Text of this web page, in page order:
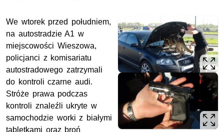
We wtorek przed południem,
na autostradzie A1 w
miejscowości Wieszowa,
policjanci z komisariatu
autostradowego zatrzymali
do kontroli czarne audi.
Stróże prawa podczas
kontroli znaleźli ukryte w
samochodzie worki z białymi
tabletkami oraz broń